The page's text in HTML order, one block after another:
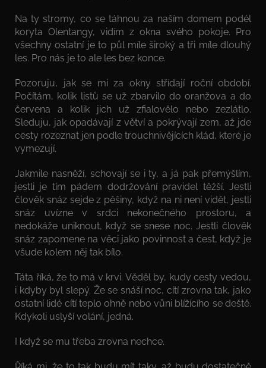
Na ty stromy, co se táhnou za naším domem podél
koryta Olentangy, vidím z okna svého pokoje. Pro
všechny ostatní je to půl míle široký a tři míle dlouhý
les. Pro nás je to ale les bez konce.
Pozoruju, jak se mi za okny střídají roční období.
Počítám, kolik listů se už zbarvilo do oranžova a do
červena a kolik jich už zfialovělo nebo zezlátlo.
Sleduju, jak opadávají z větví a pokrývají zem, až jde
cesty rozeznat jen podle trouchnivějících klád, které je
vymezují.
Jakmile nasněží, schovají se i ty, a já pak přemýšlím,
jestli je tím pádem dodržování pravidel těžší. Jestli
člověk snáz sejde z pěšiny, když na ni není vidět, jestli
snáz uvízne v srdci nekonečného prostoru, a
nedokáže uniknout, když se snese noc. Jestli člověk
snáz zapomene na věci jako povinnost a čest, když je
všude kolem něj tak bílo.
Táta říká, že to má v krvi. Věděl by, kudy cesty vedou,
i kdyby byl slepý. Že se snáší noc, cítí zrovna tak, jako
ostatní lidé cítí teplo ohně nebo vůni blížícího se deště.
Kdykoli uslyší volání, jedná.
I když se mu třeba zrovna nechce.